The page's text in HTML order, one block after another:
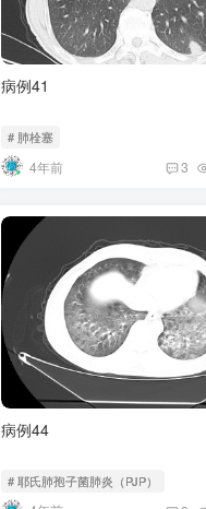
病例41
# 肺栓塞
4年前 3
病例44
# 耶氏肺孢子菌肺炎（PJP）